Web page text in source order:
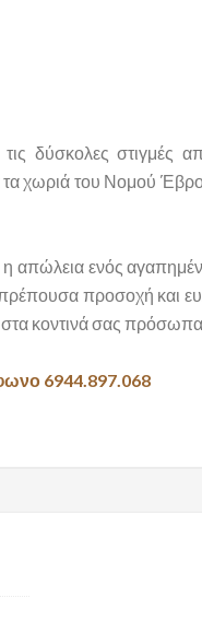
δύσκολες στιγμές
τα χωριά του Νομού
η απώλεια ενός
προσοχή και
στα κοντινά σας
6944.897.068